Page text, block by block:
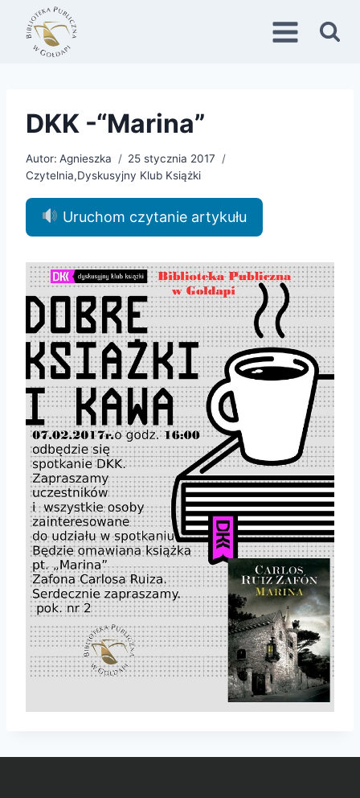
Przejdź
treści
DKK -“Marina”
Autor: Agnieszka
25 stycznia 2017
Czytelnia,Dyskusyjny Klub Książki
Uruchom czytanie artykułu